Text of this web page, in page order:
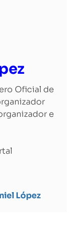
Oficial de
e
López